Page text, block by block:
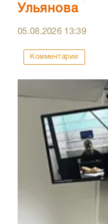
Ульянова
05.08.2026 13:39
Комментарии